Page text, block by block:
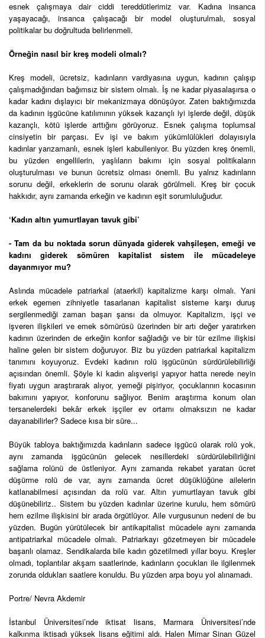
esnek çalışmaya dair ciddi tereddütlerimiz var. Kadına insanca
yaşayacağı, insanca çalışacağı bir model oluşturulmalı, sosyal
politikalar bu doğrultuda belirlenmeli.
Örneğin nasıl bir kreş modeli olmalı?
Kreş modeli, ücretsiz, kadınların vardiyasına uygun, kadının çalışıp
çalışmadığından bağımsız bir sistem olmalı. İş ne kadar piyasalaşırsa o
kadar kadını dışlayıcı bir mekanizmaya dönüşüyor. Zaten baktığımızda
da kadının işgücüne katılımının yüksek kazançlı iyi işlerde değil, düşük
kazançlı, kötü işlerde arttığını görüyoruz. Esnek çalışma toplumsal
cinsiyetin bir parçası. Ev işi ve bakım yükümlülükleri dolayısıyla
kadınlar yarızamanlı, esnek işleri kabulleniyor. Bu yüzden kreş önemli,
bu yüzden engellilerin, yaşlıların bakımı için sosyal politikaların
oluşturulması ve bunun ücretsiz olması önemli. Bu yalnız kadınların
sorunu değil, erkeklerin de sorunu olarak görülmeli. Kreş bir çocuk
hakkıdır, aynı zamanda erkeğin ve kadının eşit sorumluluğudur.
‘Kadın altın yumurtlayan tavuk gibi’
- Tam da bu noktada sorun dünyada giderek vahşileşen, emeği ve
kadını giderek sömüren kapitalist sistem ile mücadeleye
dayanmıyor mu?
Aslında mücadele patriarkal (ataerkil) kapitalizme karşı olmalı. Yani
erkek egemen zihniyetle tasarlanan kapitalist sisteme karşı duruş
sergilenmediği zaman başarı şansı da olmuyor. Kapitalizm, işçi ve
işveren ilişkileri ve emek sömürüsü üzerinden bir artı değer yaratırken
kadının üzerinden de erkeğin konfor sağladığı ve bir tür ezilme ilişkisi
haline gelen bir sistem doğuruyor. Biz bu yüzden patriarkal kapitalizm
tanımını koyuyoruz. Evdeki kadının rolü işgücünün sürdürülebilirliği
açısından önemli. Şöyle ki kadın alışverişi yapıyor hatta nerede neyin
fiyatı uygun araştırarak alıyor, yemeği pişiriyor, çocuklarının kocasının
bakımını yapıyor, konforunu sağlıyor. Benim araştırma konum olan
tersanelerdeki bekâr erkek işçiler ev ortamı olmaksızın ne kadar
dayanabilirler? Sadece kısa bir süre...
Büyük tabloya baktığımızda kadınların sadece işgücü olarak rolü yok,
aynı zamanda işgücünün gelecek nesillerdeki sürdürülebilirliğini
sağlama rolünü de üstleniyor. Aynı zamanda rekabet yaratan ücret
düşürme rolü de var, aynı zamanda ücret düşüklüğüne ailelerin
katlanabilmesi açısından da rolü var. Altın yumurtlayan tavuk gibi
düşünebiliriz.. Sistem bu yüzden kadınlar üzerine kurulu, hem sömürü
hem ezilme ilişkisini bir arada örgütlüyor. Aile vurgusunun nedeni de bu
yüzden. Bugün yürütülecek bir antikapitalist mücadele aynı zamanda
antipatriarkal mücadele olmalı. Patriarkayı gözetmeyen bir mücadele
başarılı olamaz. Sendikalarda bile kadın gözetilmedi yıllar boyu. Kreşler
olmadı, toplantılar akşam saatlerinde, kadınların çocukları ile ilgilenmek
zorunda oldukları saatlere konuldu. Bu yüzden arpa boyu yol alınamadı.
Portre/ Nevra Akdemir
İstanbul Üniversitesi’nde iktisat lisans, Marmara Üniversitesi’nde
kalkınma iktisadı yüksek lisans eğitimi aldı. Halen Mimar Sinan Güzel